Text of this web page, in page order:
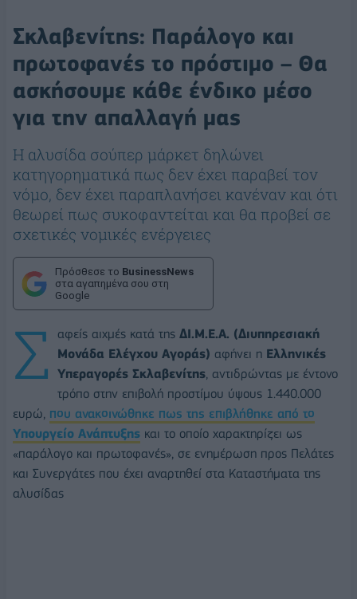
Σκλαβενίτης: Παράλογο και
πρωτοφανές το πρόστιμο – Θα
ασκήσουμε κάθε ένδικο μέσο
για την απαλλαγή μας
Η αλυσίδα σούπερ μάρκετ δηλώνει
κατηγορηματικά πως δεν έχει παραβεί τον
νόμο, δεν έχει παραπλανήσει κανέναν και ότι
θεωρεί πως συκοφαντείται και θα προβεί σε
σχετικές νομικές ενέργειες
Πρόσθεσε το BusinessNews
στα αγαπημένα σου στη
Google
Σ αφείς αιχμές κατά της ΔΙ.Μ.Ε.Α. (Διυπηρεσιακή
Μονάδα Ελέγχου Αγοράς) αφήνει η Ελληνικές
Υπεραγορές Σκλαβενίτης , αντιδρώντας με έντονο
τρόπο στην επιβολή προστίμου ύψους 1.440.000
ευρώ, που ανακοινώθηκε πως της επιβλήθηκε από το
Υπουργείο Ανάπτυξης και το οποίο χαρακτηρίζει ως
«παράλογο και πρωτοφανές», σε ενημέρωση προς Πελάτες
και Συνεργάτες που έχει αναρτηθεί στα Καταστήματα της
αλυσίδας